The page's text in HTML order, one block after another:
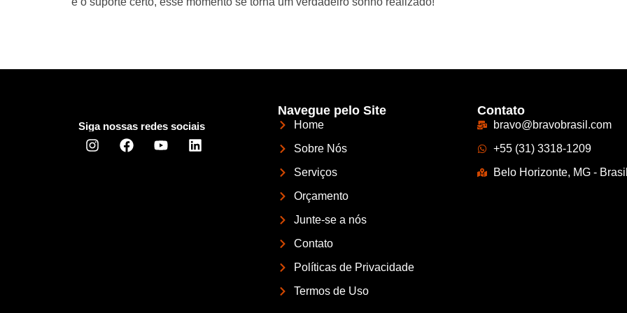
Siga nossas redes sociais
Navegue pelo Site
Home
Sobre Nós
Serviços
Orçamento
Junte-se a nós
Contato
Políticas de Privacidade
Termos de Uso
Contato
bravo@bravobrasil.com
+55 (31) 3318-1209
Belo Horizonte, MG - Brasil